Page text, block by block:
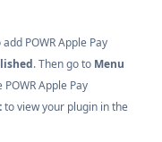
POWR Apple Pay
. Then go to Menu
Apple Pay
to view your plugin in the